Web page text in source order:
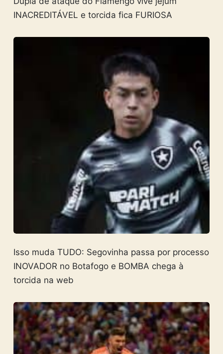
INACREDITÁVEL e torcida fica FURIOSA
Isso muda TUDO: Segovinha passa por processo
INOVADOR no Botafogo e BOMBA chega à
torcida na web